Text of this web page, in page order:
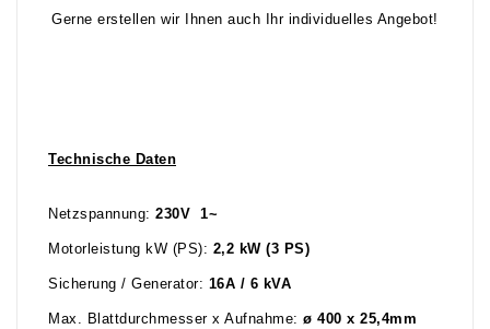
Gerne erstellen wir Ihnen auch Ihr individuelles Angebot!
Technische Daten
Netzspannung: 230V 1~
Motorleistung kW (PS): 2,2 kW (3 PS)
Sicherung / Generator: 16A / 6 kVA
Max. Blattdurchmesser x Aufnahme: ø 400 x 25,4mm